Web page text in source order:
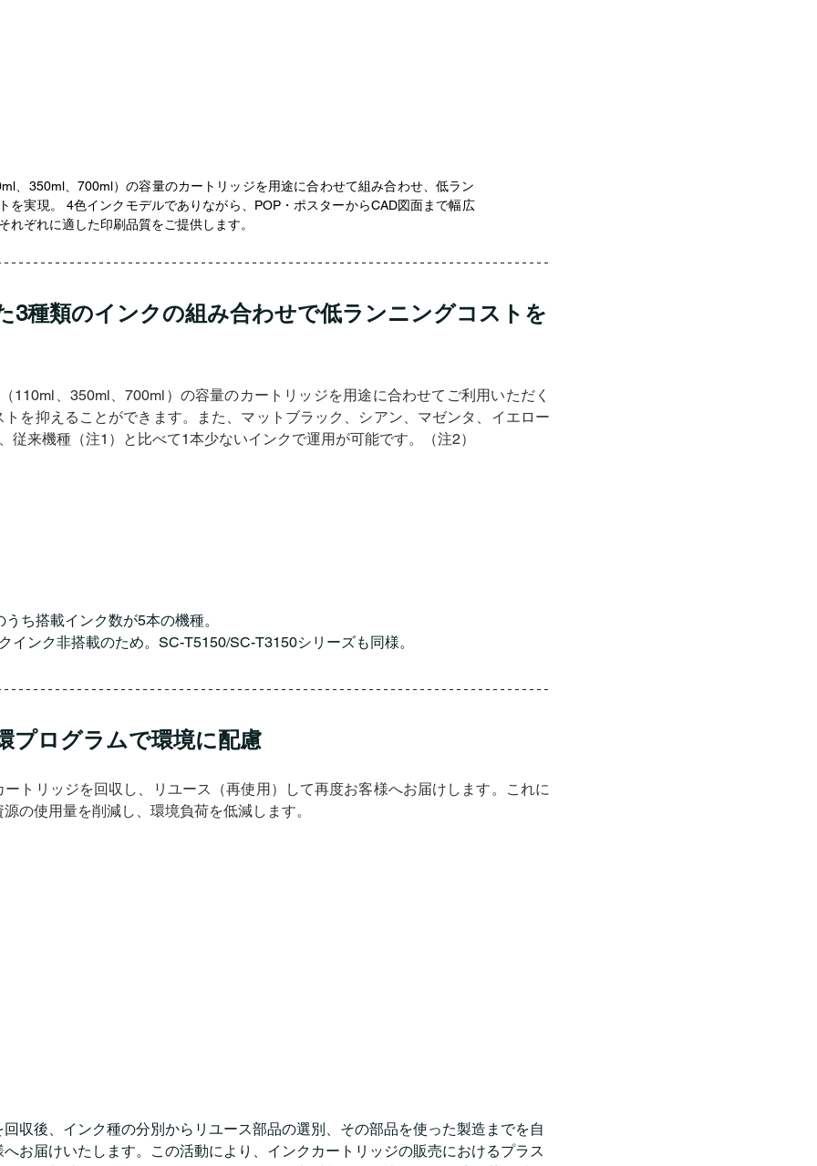
、350ml、700ml）の容量のカートリッジを用途に合わせて組み合わせ、低ラン
を実現。 4色インクモデルでありながら、POP・ポスターからCAD図面まで幅広
れぞれに適した印刷品質をご提供します。
3種類のインクの組み合わせで低ランニングコストを
110ml、350ml、700ml）の容量のカートリッジを用途に合わせてご利用いただく
トを抑えることができます。また、マットブラック、シアン、マゼンタ、イエロー
従来機種（注1）と比べて1本少ないインクで運用が可能です。（注2）
うち搭載インク数が5本の機種。
インク非搭載のため。SC-T5150/SC-T3150シリーズも同様。
プログラムで環境に配慮
トリッジを回収し、リユース（再使用）して再度お客様へお届けします。これに
の使用量を削減し、環境負荷を低減します。
収後、インク種の分別からリユース部品の選別、その部品を使った製造までを自
お届けいたします。この活動により、インクカートリッジの販売におけるプラス